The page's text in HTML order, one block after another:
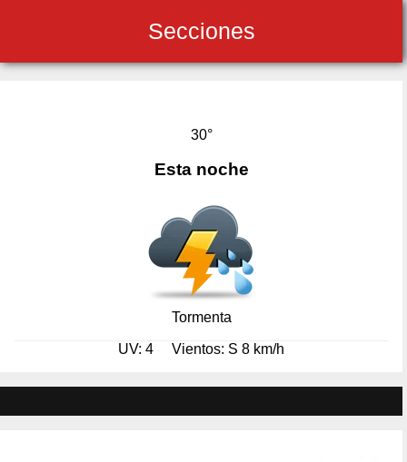
Secciones
30°
Esta noche
Tormenta
UV: 4 Vientos: S 8 km/h